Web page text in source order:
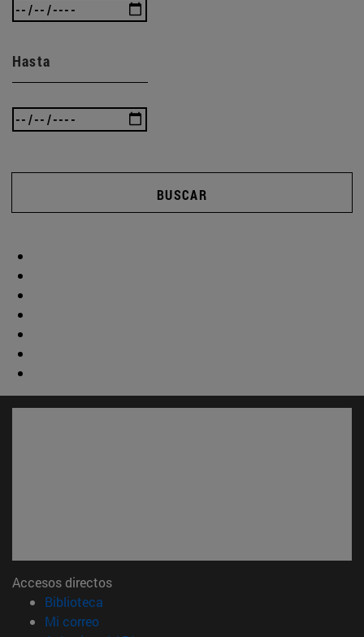
Hasta
BUSCAR
Accesos directos
Biblioteca
Mi correo(abre en nueva ventana)